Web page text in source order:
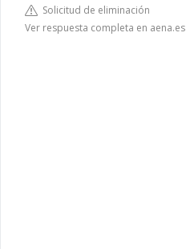
Solicitud de eliminación
Ver respuesta completa en aena.es